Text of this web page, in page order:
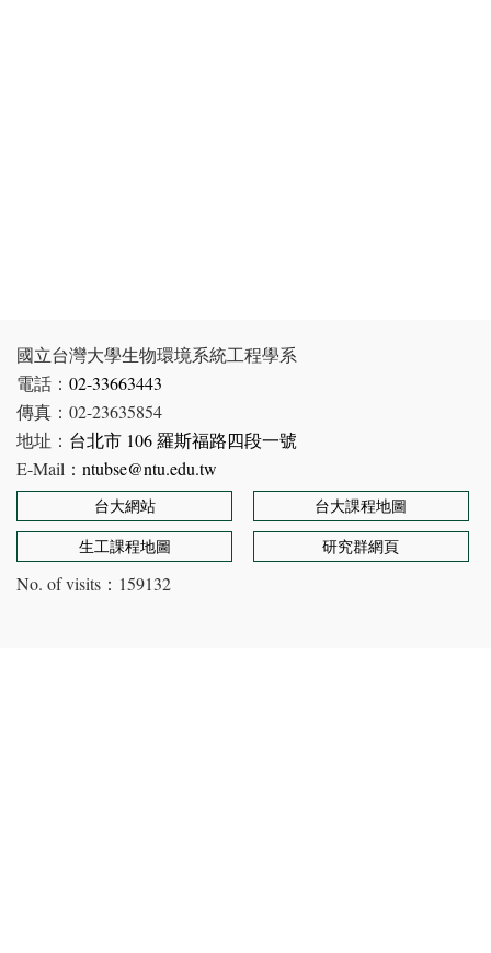
國立台灣大學生物環境系統工程學系
電話： 02-33663443
傳真：02-23635854
地址： 台北市 106 羅斯福路四段一號
E-Mail： ntubse@ntu.edu.tw
台大網站
台大課程地圖
生工課程地圖
研究群網頁
No. of visits： 159132